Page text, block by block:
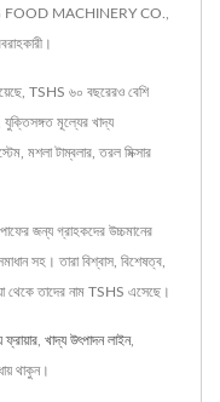
FOOD MACHINERY CO.,
TSHS ৬০ বছরেরও বেশি
যুক্তিসঙ্গত মূল্যের খাদ্য
মশলা টাম্বলার, তরল মিক্সার
জন্য গ্রাহকদের উচ্চমানের
সহ। তারা বিশ্বাস, বিশেষত্ব,
থেকে তাদের নাম TSHS এসেছে।
ফ্রায়ার খাদ্য উৎপাদন লাইন,
থাকুন।